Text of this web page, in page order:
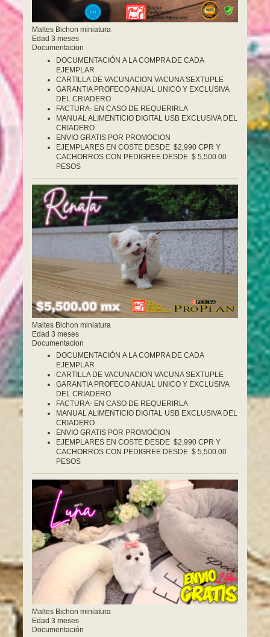
Maltes Bichon miniatura
Edad 3 meses
Documentacion
DOCUMENTACIÓN A LA COMPRA DE CADA
EJEMPLAR
CARTILLA DE VACUNACION VACUNA SEXTUPLE
GARANTIA PROFECO ANUAL UNICO Y EXCLUSIVA
DEL CRIADERO
FACTURA- EN CASO DE REQUERIRLA
MANUAL ALIMENTICIO DIGITAL USB EXCLUSIVA DEL
CRIADERO
ENVIO GRATIS POR PROMOCION
EJEMPLARES EN COSTE DESDE $2,990 CPR Y
CACHORROS CON PEDIGREE DESDE $ 5,500.00
PESOS
Maltes Bichon miniatura
Edad 3 meses
Documentacion
DOCUMENTACIÓN A LA COMPRA DE CADA
EJEMPLAR
CARTILLA DE VACUNACION VACUNA SEXTUPLE
GARANTIA PROFECO ANUAL UNICO Y EXCLUSIVA
DEL CRIADERO
FACTURA- EN CASO DE REQUERIRLA
MANUAL ALIMENTICIO DIGITAL USB EXCLUSIVA DEL
CRIADERO
ENVIO GRATIS POR PROMOCION
EJEMPLARES EN COSTE DESDE $2,990 CPR Y
CACHORROS CON PEDIGREE DESDE $ 5,500.00
PESOS
Maltes Bichon miniatura
Edad 3 meses
Documentación